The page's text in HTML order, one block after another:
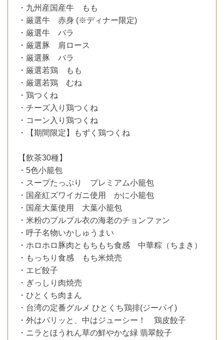
・九州産国産牛 もも
・厳選牛 赤身 (※ディナー限定)
・厳選牛 バラ
・厳選豚 肩ロース
・厳選豚 バラ
・厳選若鶏 もも
・厳選若鶏 むね
・鶏つくね
・チーズ入り鶏つくね
・コーン入り鶏つくね
・【期間限定】もずく鶏つくね
【飲茶30種】
・5色小籠包
・スープたっぷり プレミアム小籠包
・国産紅ズワイガニ使用 かに小籠包
・国産大葉使用 大葉小籠包
・米粉のプルプル衣の海老のチョンファン
・呼子名物いかしゅうまい
・ホロホロ豚肉ともちもち食感 中華粽（ちまき）
・もっちり食感 もち米焼売
・エビ餃子
・ぎっしり肉焼売
・ひとくち肉まん
・台湾の定番グルメ ひとくち鶏排(ジーパイ)
・外はパリッと、中はジューシー！ 鶏皮餃子
・ニラとほうれん草の鮮やかな緑 翡翠餃子